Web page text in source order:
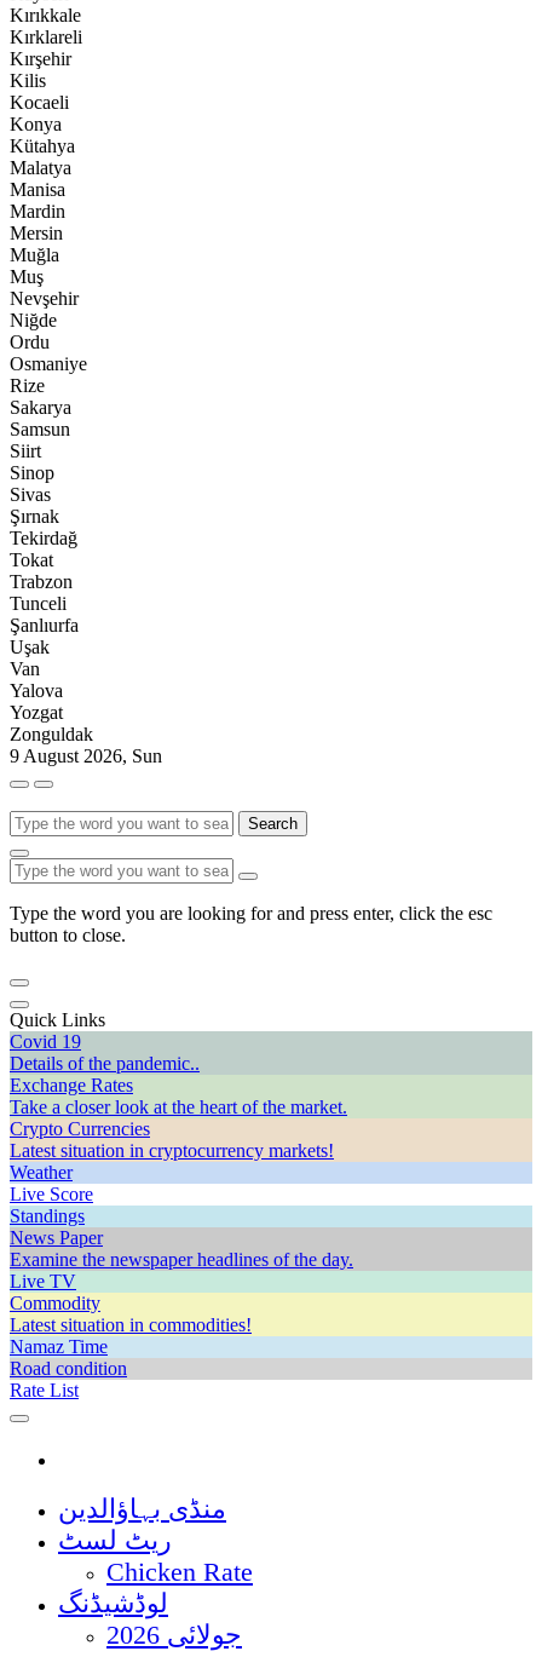
Kırıkkale
Kırklareli
Kırşehir
Kilis
Kocaeli
Konya
Kütahya
Malatya
Manisa
Mardin
Mersin
Muğla
Muş
Nevşehir
Niğde
Ordu
Osmaniye
Rize
Sakarya
Samsun
Siirt
Sinop
Sivas
Şırnak
Tekirdağ
Tokat
Trabzon
Tunceli
Şanlıurfa
Uşak
Van
Yalova
Yozgat
Zonguldak
9 August 2026, Sun
Search
Type the word you are looking for and press enter, click the esc
button to close.
Quick Links
Covid 19
Details of the pandemic..
Exchange Rates
Take a closer look at the heart of the market.
Crypto Currencies
Latest situation in cryptocurrency markets!
Weather
Live Score
Standings
News Paper
Examine the newspaper headlines of the day.
Live TV
Commodity
Latest situation in commodities!
Namaz Time
Road condition
Rate List
منڈی بہاؤالدین
ریٹ لسٹ
Chicken Rate
لوڈشیڈنگ
جولائی 2026